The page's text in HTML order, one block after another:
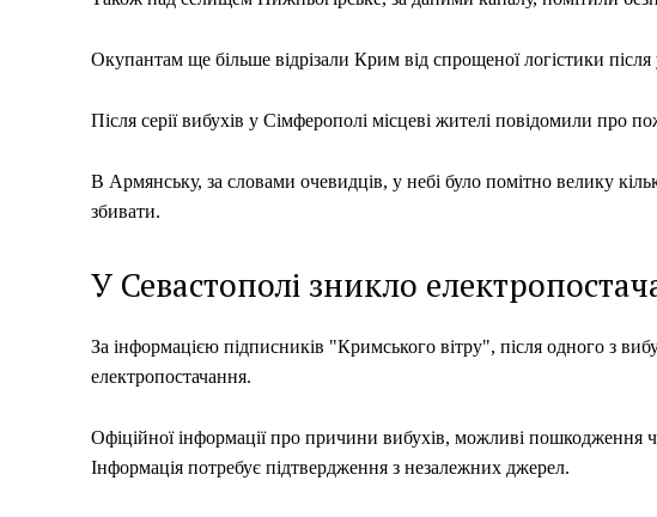
Меню
Окупантам ще більше відрізали Крим від спрощеної логістики
Після серії вибухів у Сімферополі місцеві жителі повідомили про
В Армянську, за словами очевидців, у небі було помітно велику
збивати.
У Севастополі зникло
За інформацією підписників "Кримського вітру", після одного з
електропостачання.
Офіційної інформації про причини вибухів, можливі пошкодження
Інформація потребує підтвердження з незалежних джерел.